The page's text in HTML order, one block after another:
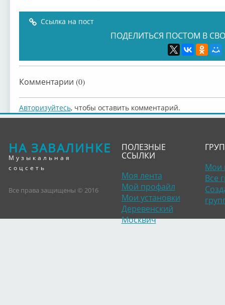
Ссылка на пост
ПОДЕЛИТЬСЯ ПОСТОМ В
Комментарии (0)
Авторизуйтесь, чтобы оставить комментарий.
НА ЗАВАЛИНКЕ
Музыкальная
соцсеть
Все права защищены © 2016
ПОЛЕЗНЫЕ
ССЫЛКИ
Моя лента
Мой профайл
Мои установки
Деревенский
Москвич
Мои
Все